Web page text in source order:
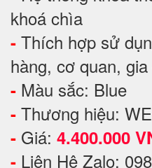
khoá chìa
- Thích hợp sử
hàng, cơ quan,
- Màu sắc: Blue
- Thương hiệu:
- Giá: 4.400.000
- Liên Hệ Zalo: